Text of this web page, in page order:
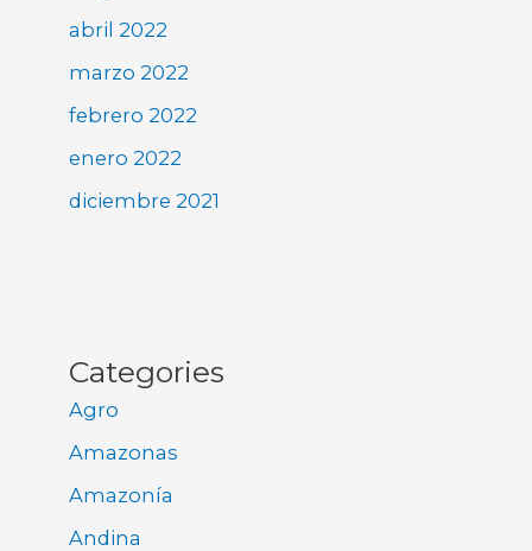
abril 2022
marzo 2022
febrero 2022
enero 2022
diciembre 2021
Categories
Agro
Amazonas
Amazonía
Andina